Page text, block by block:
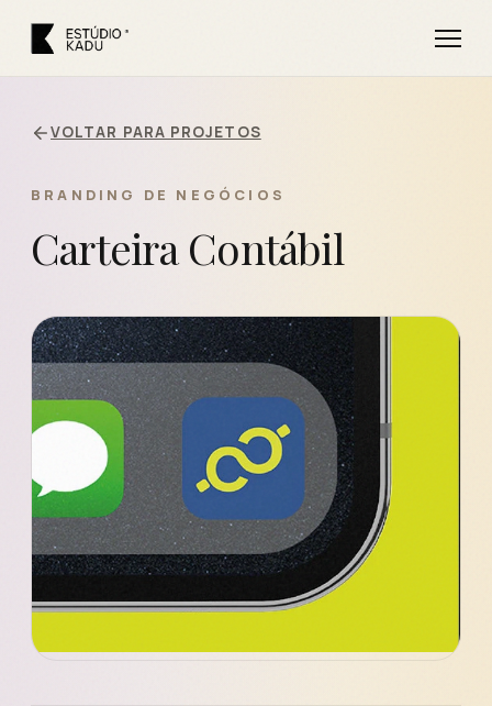
VOLTAR PARA PROJETOS
BRANDING DE NEGÓCIOS
Carteira Contábil